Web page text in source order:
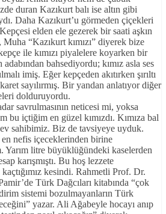
duran Kazıkurt balı ise altın gibi
Daha Kazıkurt’u görmeden çiçekleri
elden ele gezerek bir saati aşkın
Muha “Kazıkurt kımızı” diyerek bize
ile kımızı piyalelere koyarken bir
adabından bahsediyordu; kımız asla ses
imiş. Eğer kepçeden akıtırken şırıltı
sayılırmış. Bir yandan anlatıyor diğer
dolduruyordu.
savrulmasının neticesi mi, yoksa
bu içtiğim en güzel kımızdı. Kımıza bal
ev sahibimiz. Biz de tavsiyeye uyduk.
nefis içeceklerinden birine
Yarım litre büyüklüğündeki kaselerden
karışmıştı. Bu hoş lezzete
kaçtığımız kesindi. Rahmetli Prof. Dr.
Türk Dağcıları kitabında “çok
sistemi bozulmayanların Türk
yazar. Ali Ağabeyle hocayı anıp